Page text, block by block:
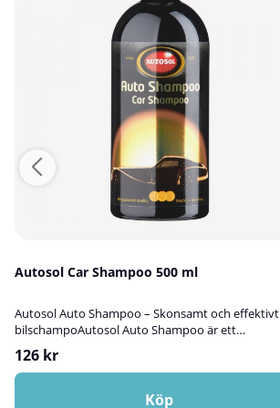
Autosol Car Shampoo 500 ml
Autosol Auto Shampoo – Skonsamt och effektivt
bilschampoAutosol Auto Shampoo är ett
högkoncentrerat bilschampo som kombinerar
kraftfull rengöring med skonsamhet mot lacken.
löser effektivt upp smuts, damm, trafikfilm och
andra föroreningar – utan att repa lacken eller
126 kr
Köp